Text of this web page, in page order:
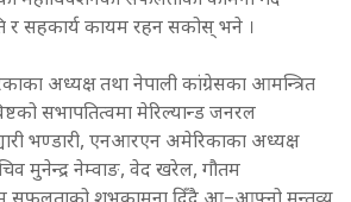
र सहकार्य कायम रहन सकोस् भने ।
अध्यक्ष तथा नेपाली कांग्रेसका आमन्त्रित
सभापतित्वमा मेरिल्यान्ड जनरल
भण्डारी, एनआरएन अमेरिकाका अध्यक्ष
मुनेन्द्र नेम्वाङ, वेद खरेल, गौतम